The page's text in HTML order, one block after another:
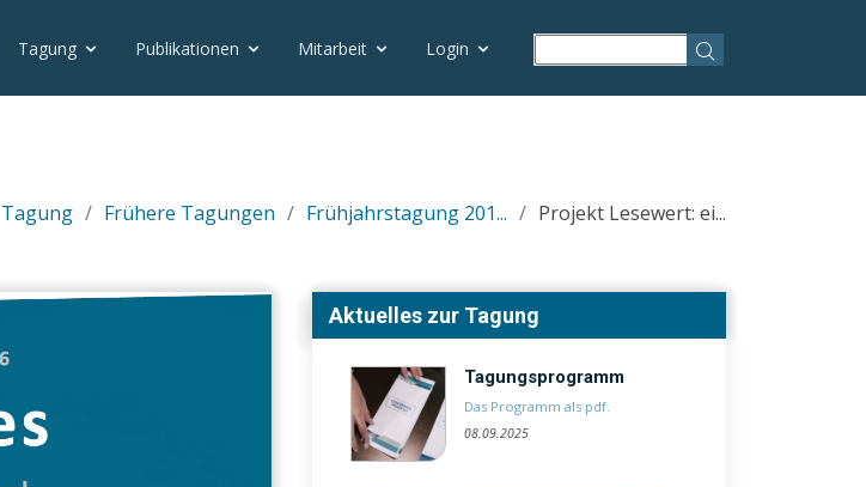
Tagung Publikationen Mitarbeit Login
Tagung Frühere Tagungen Frühjahrstagung 201... Projekt Lesewert: ei...
Aktuelles zur Tagung
Tagungsprogramm
Das Programm als pdf.
08.09.2025